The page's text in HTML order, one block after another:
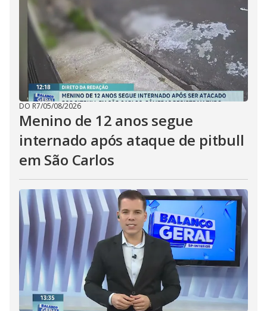
DO R7/05/08/2026
Menino de 12 anos segue
internado após ataque de pitbull
em São Carlos